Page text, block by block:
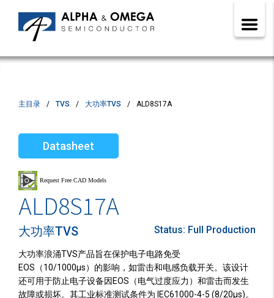
主目录 TVS 大功率TVS ALD8S17A
Datasheet
ALD8S17A
大功率TVS Status: Full Production
大功率浪涌TVS产品旨在保护电子电路免受
EOS（10/1000µs）的影响，如雷击和电感负载开关。该设计
还可用于防止电子设备因EOS（电气过度应力）和雷击而发生
故障或损坏。其工业标准测试条件为 IEC61000-4-5 (8/20µs)。